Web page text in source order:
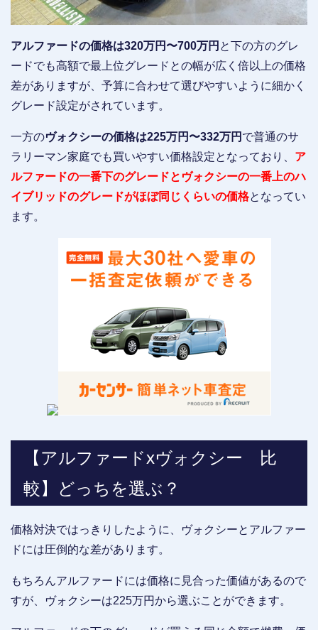
アルファードの価格は320万円〜700万円 と下の方のグレ
ードでも高額で最上位グレードとの幅が広く倍以上の価格
差がありますが、予算に合わせて選びやすいように細かく
グレード設定がされています。
一方のヴォクシーの価格は225万円〜332万円 で普通のサ
ラリーマン家庭でも買いやすい価格設定となっており、 ア
ルファードの一番下のグレードとヴォクシーの一番上のハ
イブリッドのグレードがほぼ同じくらいの価格となってい
ます。
【アルファードxヴォクシー 比
較】どっちを選ぶ？
価格対決ではっきりしたように、ヴォクシーとアルファー
ドには圧倒的な差があります。
もちろんアルファードには価格に見合った価値があるので
すが、ヴォクシーは225万円から選ぶことができます。